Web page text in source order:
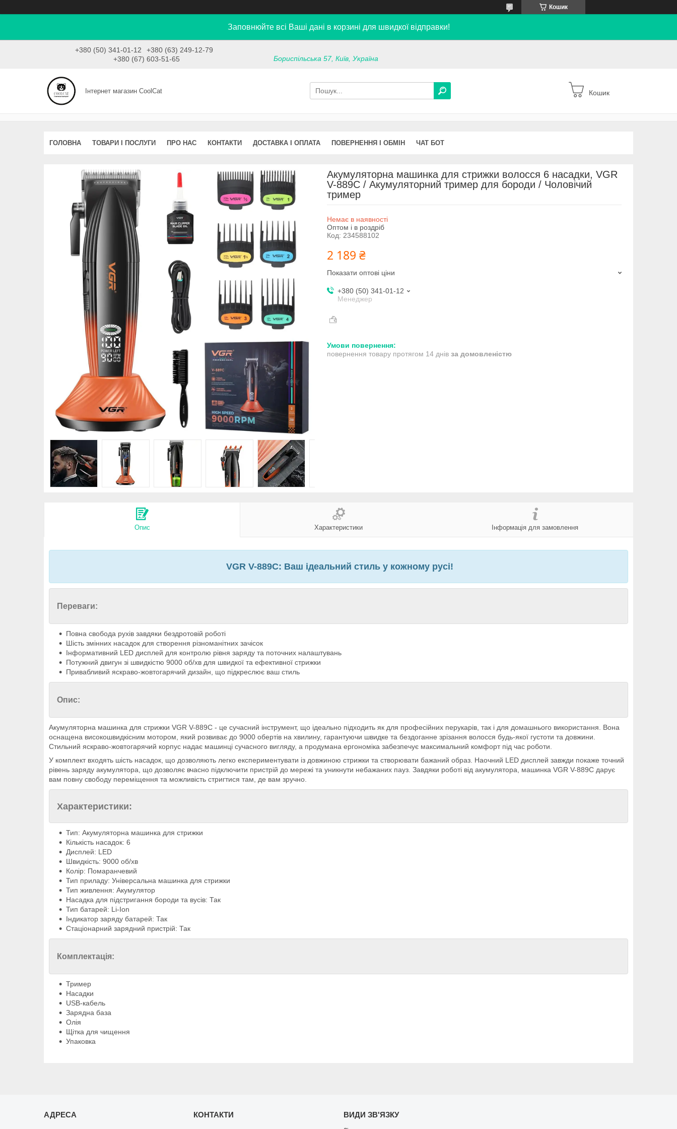
Кошик
Заповнюйте всі Ваші дані в корзині для швидкої відправки!
+380 (50) 341-01-12
+380 (63) 249-12-79
+380 (67) 603-51-65
Бориспільська 57, Київ, Україна
Інтернет магазин CoolCat Кошик
ГОЛОВНА ТОВАРИ І ПОСЛУГИ ПРО НАС КОНТАКТИ ДОСТАВКА І ОПЛАТА ПОВЕРНЕННЯ І ОБМІН ЧАТ БОТ
Акумуляторна машинка для стрижки волосся 6 насадки, VGR
V-889C / Акумуляторний тример для бороди / Чоловічий
тример
Немає в наявності
Оптом і в роздріб
Код: 234588102
2 189 ₴
Показати оптові ціни
+380 (50) 341-01-12
Менеджер
повернення товару протягом 14 днів за домовленістю
Опис Характеристики Інформація для замовлення
VGR V-889C: Ваш ідеальний стиль у кожному русі!
Переваги:
Повна свобода рухів завдяки бездротовій роботі
Шість змінних насадок для створення різноманітних зачісок
Інформативний LED дисплей для контролю рівня заряду та поточних налаштувань
Потужний двигун зі швидкістю 9000 об/хв для швидкої та ефективної стрижки
Привабливий яскраво-жовтогарячий дизайн, що підкреслює ваш стиль
Опис:
Акумуляторна машинка для стрижки VGR V-889C - це сучасний інструмент, що ідеально підходить як для професійних перукарів, так і для домашнього використання. Вона
оснащена високошвидкісним мотором, який розвиває до 9000 обертів на хвилину, гарантуючи швидке та бездоганне зрізання волосся будь-якої густоти та довжини.
Стильний яскраво-жовтогарячий корпус надає машинці сучасного вигляду, а продумана ергономіка забезпечує максимальний комфорт під час роботи.
У комплект входять шість насадок, що дозволяють легко експериментувати із довжиною стрижки та створювати бажаний образ. Наочний LED дисплей завжди покаже точний
рівень заряду акумулятора, що дозволяє вчасно підключити пристрій до мережі та уникнути небажаних пауз. Завдяки роботі від акумулятора, машинка VGR V-889C дарує
вам повну свободу переміщення та можливість стригтися там, де вам зручно.
Характеристики:
Тип: Акумуляторна машинка для стрижки
Кількість насадок: 6
Дисплей: LED
Швидкість: 9000 об/хв
Колір: Помаранчевий
Тип приладу: Універсальна машинка для стрижки
Тип живлення: Акумулятор
Насадка для підстригання бороди та вусів: Так
Тип батарей: Li-Ion
Індикатор заряду батарей: Так
Стаціонарний зарядний пристрій: Так
Комплектація:
Тример
Насадки
USB-кабель
Зарядна база
Олія
Щітка для чищення
Упаковка